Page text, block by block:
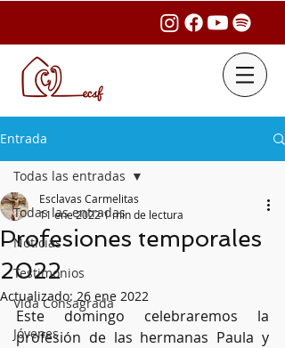
Entrada
Todas las entradas
Noticias
Testimonios
Vida Consagrada
Jóvenes
Todas las entradas
Profesiones temporales
2022
Esclavas Carmelitas
11 ene 2022 1 min de lectura
Actualizado: 26 ene 2022
Este domingo celebraremos la
profesión de las hermanas Paula y